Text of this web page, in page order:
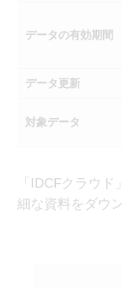
データの有効期間
データ更新
対象データ
「IDCFクラウ
細な資料をダウ